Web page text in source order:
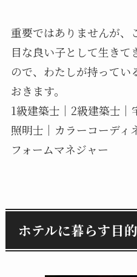
重要ではありませんが、
目な良い子として生きて
ので、わたしが持ってい
おきます。
1級建築士｜2級建築士｜
照明士｜カラーコーディ
フォームマネジャー
ホテルに暮らす目